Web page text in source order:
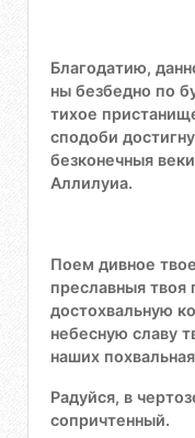
Благодатию,
ны безбедно по
тихое
сподоби
безконечныя
Аллилуиа.
Поем дивное
преславныя твоя
достохвальную
небесную славу
наших
Радуйся, в
сопричтенный.